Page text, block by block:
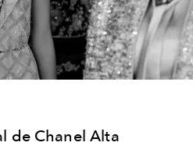
de Chanel Alta